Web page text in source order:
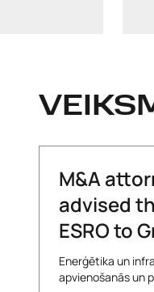
M&A
advised
ESRO to
Enerģētika un
apvienošanās un